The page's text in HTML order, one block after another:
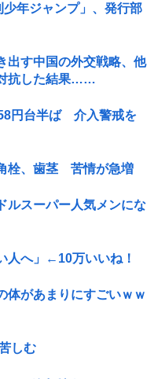
年ジャンプ」、発行部
出す中国の外交戦略、他
抗した結果……
円台半ば 介入警戒を
栓、歯茎 苦情が急増
ルスーパー人気メンにな
人へ」←10万いいね！
体があまりにすごいｗｗ
しむ